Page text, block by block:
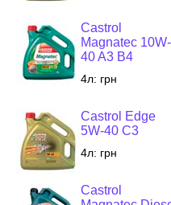
Castrol
Magnatec 10W-
40 A3 B4
4л: грн
Castrol Edge
5W-40 C3
4л: грн
Castrol